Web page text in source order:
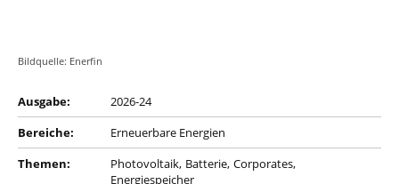
Bildquelle: Enerfin
Ausgabe:
2026-24
Bereiche:
Erneuerbare Energien
Themen:
Photovoltaik Batterie Corporates
Energiespeicher